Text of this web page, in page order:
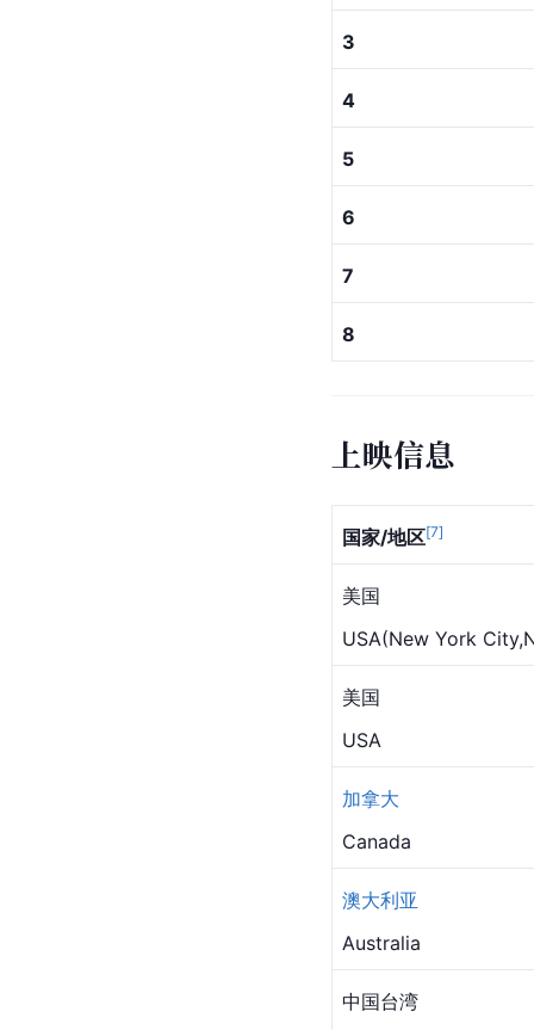
3
4
5
6
7
8
上映信息
国家/地区[7]
美国
USA(New York
美国
USA
加拿大
Canada
澳大利亚
Australia
中国台湾